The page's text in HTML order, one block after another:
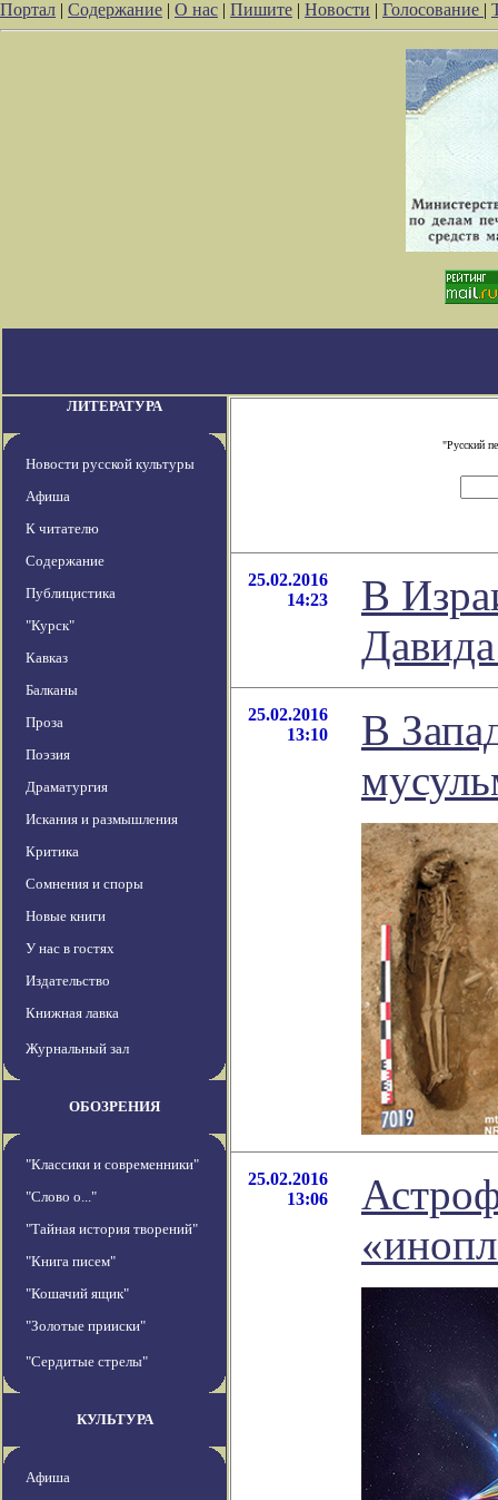
Портал | Содержание | О нас | Пишите | Новости | Голосование |
ЛИТЕРАТУРА
Новости русской культуры
Афиша
К читателю
Содержание
Публицистика
"Курск"
Кавказ
Балканы
Проза
Поэзия
Драматургия
Искания и размышления
Критика
Сомнения и споры
Новые книги
У нас в гостях
Издательство
Книжная лавка
Журнальный зал
ОБОЗРЕНИЯ
"Классики и современники"
"Слово о..."
"Тайная история творений"
"Книга писем"
"Кошачий ящик"
"Золотые прииски"
"Сердитые стрелы"
КУЛЬТУРА
Афиша
"Русский
25.02.2016
14:23
В
25.02.2016
13:10
В
25.02.2016
13:06